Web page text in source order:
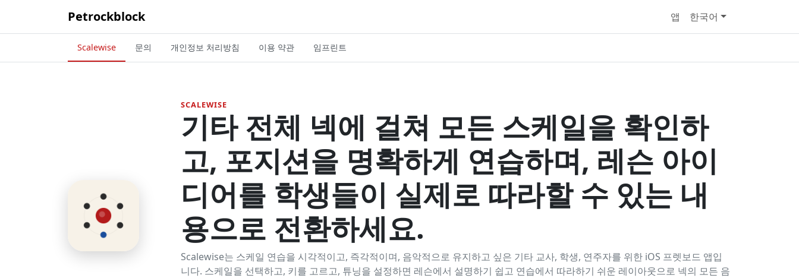
Petrockblock 앱 한국어
Scalewise 문의 개인정보 처리방침 이용 약관 임프린트
SCALEWISE
기타 전체 넥에 걸쳐 모든 스케일을 확인하
고, 포지션을 명확하게 연습하며, 레슨 아이
디어를 학생들이 실제로 따라할 수 있는 내
용으로 전환하세요.
Scalewise는 스케일 연습을 시각적이고, 즉각적이며, 음악적으로 유지하고 싶은 기타 교사, 학생, 연주자를 위한 iOS 프렛보드 앱입
니다. 스케일을 선택하고, 키를 고르고, 튜닝을 설정하면 레슨에서 설명하기 쉽고 연습에서 따라하기 쉬운 레이아웃으로 넥의 모든 음